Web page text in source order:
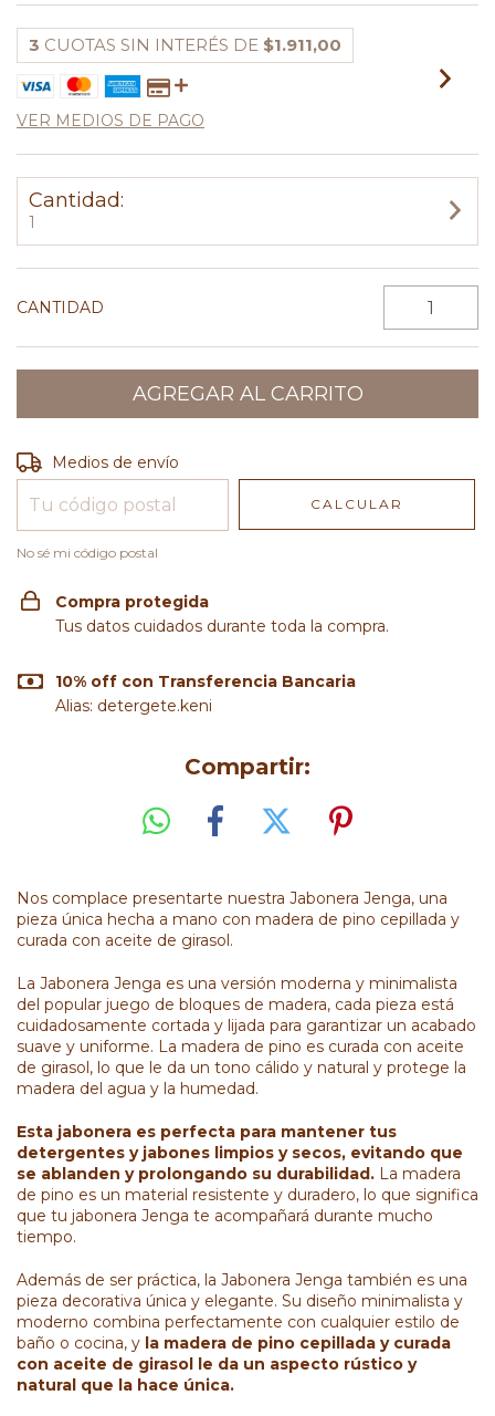
3 CUOTAS SIN INTERÉS DE $1.911,00
VER MEDIOS DE PAGO
Cantidad:
1
CANTIDAD
Entregas para el CP:
Medios de envío
CALCULAR
No sé mi código postal
Compra protegida
Tus datos cuidados durante toda la compra.
10% off con Transferencia Bancaria
Alias: detergete.keni
Compartir:
Nos complace presentarte nuestra Jabonera Jenga, una
pieza única hecha a mano con madera de pino cepillada y
curada con aceite de girasol.
La Jabonera Jenga es una versión moderna y minimalista
del popular juego de bloques de madera, cada pieza está
cuidadosamente cortada y lijada para garantizar un acabado
suave y uniforme. La madera de pino es curada con aceite
de girasol, lo que le da un tono cálido y natural y protege la
madera del agua y la humedad.
Esta jabonera es perfecta para mantener tus
detergentes y jabones limpios y secos, evitando que
se ablanden y prolongando su durabilidad. La madera
de pino es un material resistente y duradero, lo que significa
que tu jabonera Jenga te acompañará durante mucho
tiempo.
Además de ser práctica, la Jabonera Jenga también es una
pieza decorativa única y elegante. Su diseño minimalista y
moderno combina perfectamente con cualquier estilo de
baño o cocina, y la madera de pino cepillada y curada
con aceite de girasol le da un aspecto rústico y
natural que la hace única.